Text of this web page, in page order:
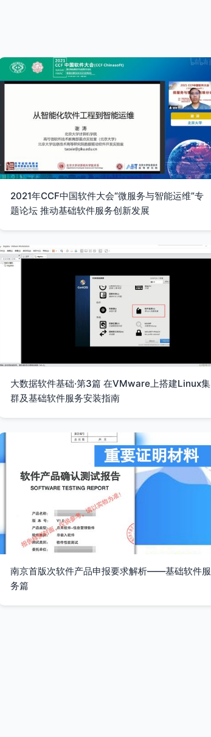
2021年CCF中国软件大会“微服务与智能运维”专
题论坛 推动基础软件服务创新发展
大数据软件基础·第3篇 在VMware上搭建Linux集
群及基础软件服务安装指南
南京首版次软件产品申报要求解析——基础软件服
务篇